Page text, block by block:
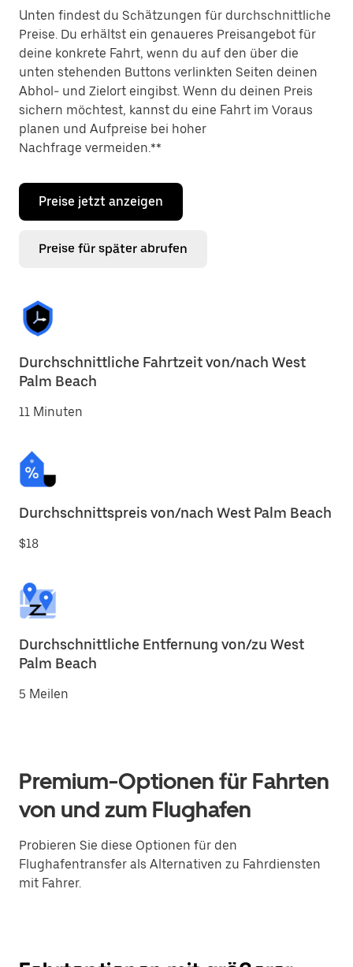
Unten findest du Schätzungen für durchschnittliche
Preise. Du erhältst ein genaueres Preisangebot für
deine konkrete Fahrt, wenn du auf den über die
unten stehenden Buttons verlinkten Seiten deinen
Abhol- und Zielort eingibst. Wenn du deinen Preis
sichern möchtest, kannst du eine Fahrt im Voraus
planen und Aufpreise bei hoher
Nachfrage vermeiden.**
Preise jetzt anzeigen
Preise für später abrufen
Durchschnittliche Fahrtzeit von/nach West
Palm Beach
11 Minuten
Durchschnittspreis von/nach West Palm Beach
$18
Durchschnittliche Entfernung von/zu West
Palm Beach
5 Meilen
Premium-Optionen für Fahrten
von und zum Flughafen
Probieren Sie diese Optionen für den
Flughafentransfer als Alternativen zu Fahrdiensten
mit Fahrer.